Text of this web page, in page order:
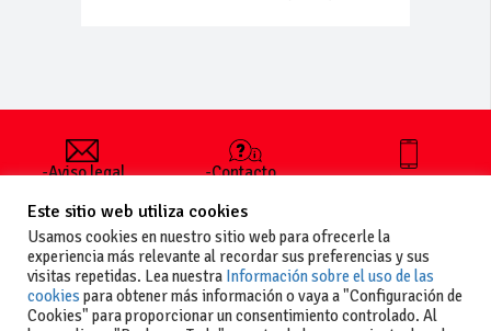
-Aviso legal
generales
de uso
-Política de
privacidad
-Política de
-Contacto
publicar un
anuncio
-Vende+
+34 627 35
Este sitio web utiliza cookies
Usamos cookies en nuestro sitio web para ofrecerle la
experiencia más relevante al recordar sus preferencias y sus
visitas repetidas. Lea nuestra Información sobre el uso de las
cookies para obtener más información o vaya a "Configuración de
Cookies" para proporcionar un consentimiento controlado. Al